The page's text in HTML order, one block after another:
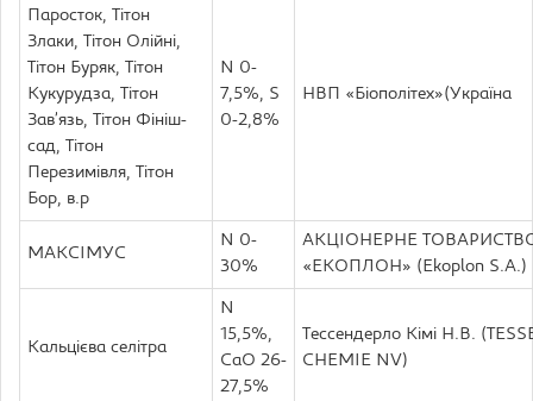
Паросток, Тітон
Злаки, Тітон Олійні,
Тітон Буряк, Тітон
Кукурудза, Тітон
Зав’язь, Тітон Фініш-
сад, Тітон
Перезимівля, Тітон
Бор, в.р
N 0-
7,5%, S
0-2,8%
НВП «Біополітех»(Україна
МАКСIМУС
N 0-
30%
АКЦІОНЕРНЕ
«ЕКОПЛОН» (Ekoplon S.A.)
Кальцієва селітра
N
15,5%,
CaO 26-
27,5%
Тессендерло Кімі Н.В.
CHEMIE NV)